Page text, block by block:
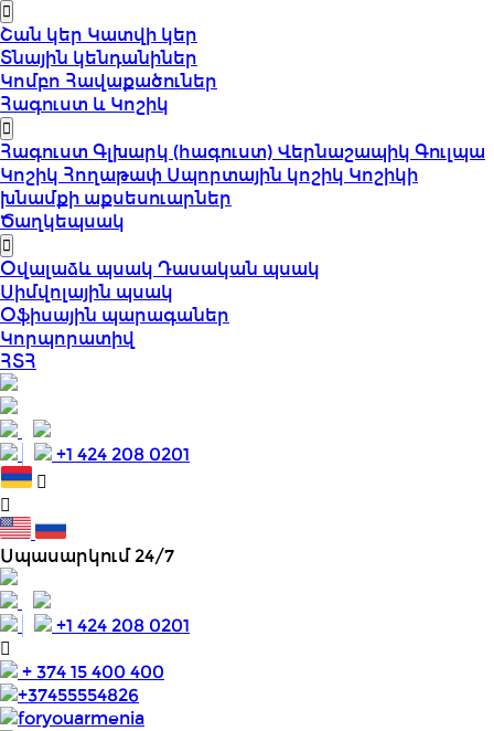
Շան կեր Կատվի կեր
Տնային կենդանիներ
Կոմբո Հավաքածուներ
Հագուստ և Կոշիկ
Հագուստ Գլխարկ (հագուստ) Վերնաշապիկ Գուլպա
Կոշիկ Հողաթափ Սպորտային կոշիկ Կոշիկի
խնամքի աքսեսուարներ
Ծաղկեպսակ
Օվալաձև պսակ Դասական պսակ
Սիմվոլային պսակ
Օֆիսային պարագաներ
Կորպորատիվ
ՀՏՀ
+1 424 208 0201
Սպասարկում 24/7
+1 424 208 0201
+ 374 15 400 400
+37455554826
foryouarmenia